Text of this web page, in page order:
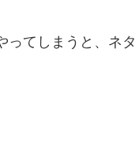
ってしまうと、ネタ